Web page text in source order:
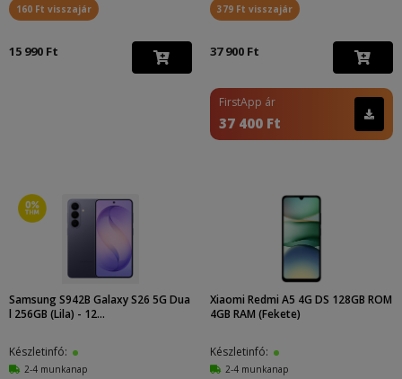
160 Ft visszajár
15 990 Ft
379 Ft visszajár
37 900 Ft
FirstApp ár
37 400 Ft
Samsung S942B Galaxy S26 5G Dua
l 256GB (Lila) - 12...
Készletinfó:
2-4 munkanap
Xiaomi Redmi A5 4G DS 128GB ROM
4GB RAM (Fekete)
Készletinfó:
2-4 munkanap